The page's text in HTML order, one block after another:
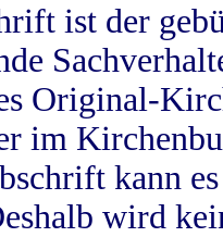
ist der
Original-
im
kann
wird